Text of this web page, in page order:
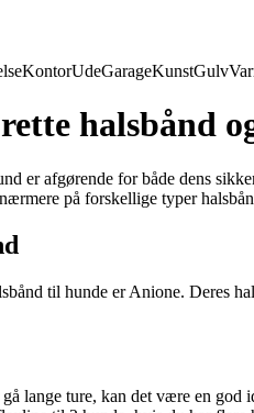
KontorUdeGarageKunstGulv
halsbånd
er afgørende for både dens
på forskellige typer
til hunde er Anione. Deres
lange ture, kan det være en